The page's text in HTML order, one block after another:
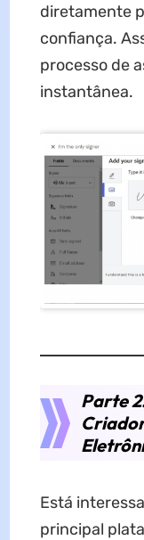
diretamente
confiança.
processo de
instantânea.
Parte
Está
principal